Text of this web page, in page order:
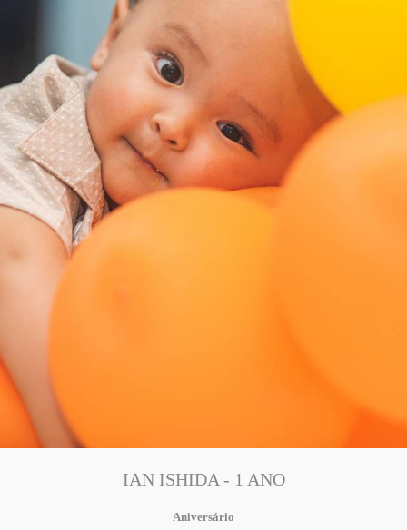
IAN ISHIDA - 1 ANO
Aniversário